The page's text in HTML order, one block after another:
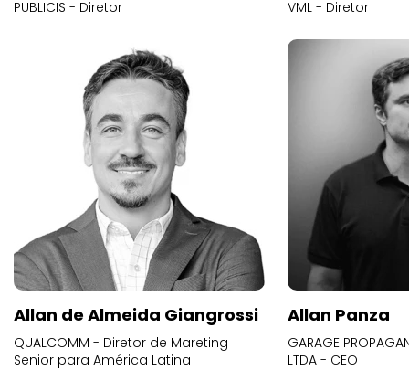
PUBLICIS - Diretor VML - Diretor
Allan de Almeida Giangrossi
QUALCOMM - Diretor de Mareting
Senior para América Latina
Allan Panza
GARAGE
LTDA - CEO